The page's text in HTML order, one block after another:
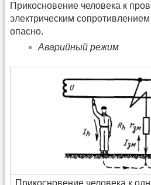
Прикосновение человека к
электрическим
опасно.
Аварийный режим